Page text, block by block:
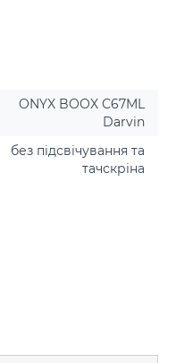
ONYX BOOX C67ML
Darvin
без підсвічування та
тачскріна